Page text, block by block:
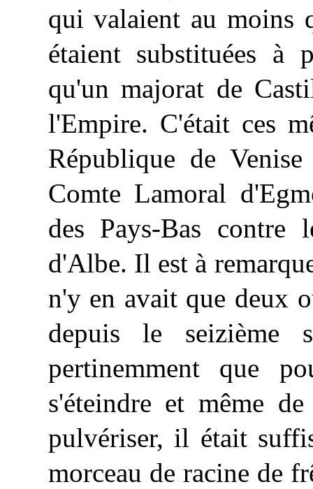
qui valaient au moins
étaient substituées
qu'un majorat de
l'Empire. C'était ces
République de
Comte Lamoral
des Pays-Bas
d'Albe. Il est à
n'y en avait que deux
depuis le seizième
pertinemment que
s'éteindre et même
pulvériser, il était
morceau de racine de